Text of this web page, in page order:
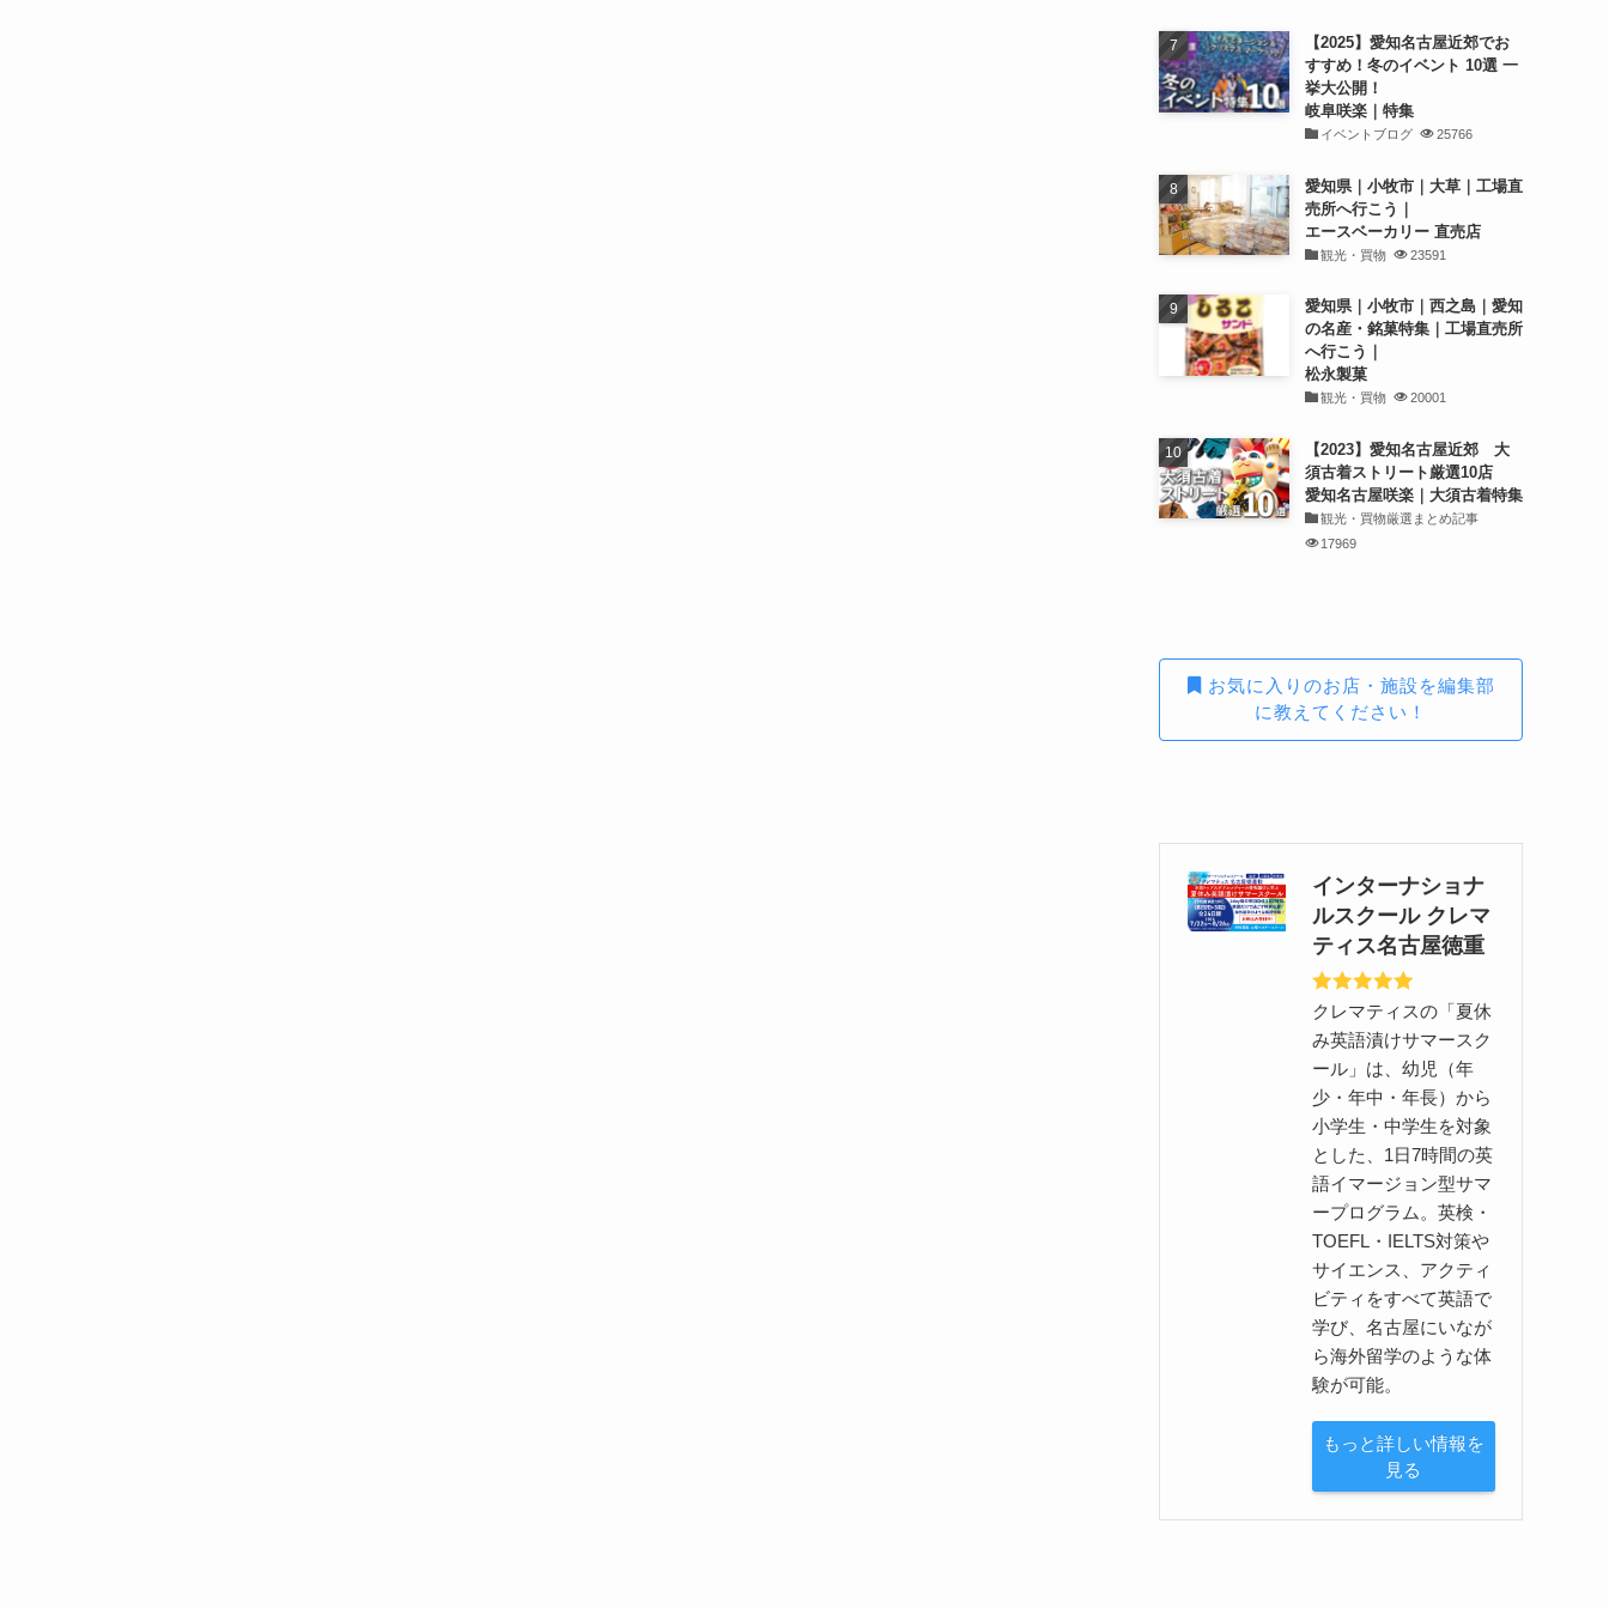
【2025】愛知名古屋近郊でお
すすめ！冬のイベント 10選 一
挙大公開！
岐阜咲楽｜特集
イベントブログ 25766
愛知県｜小牧市｜大草｜工場直
売所へ行こう｜
エースベーカリー 直売店
観光・買物 23591
愛知県｜小牧市｜西之島｜愛知
の名産・銘菓特集｜工場直売所
へ行こう｜
松永製菓
観光・買物 20001
【2023】愛知名古屋近郊 大
須古着ストリート厳選10店
愛知名古屋咲楽｜大須古着特集
観光・買物厳選まとめ記事
17969
お気に入りのお店・施設を編集部
に教えてください！
インターナショナ
ルスクール クレマ
ティス名古屋徳重
クレマティスの「夏休
み英語漬けサマースク
ール」は、幼児（年
少・年中・年長）から
小学生・中学生を対象
とした、1日7時間の英
語イマージョン型サマ
ープログラム。英検・
TOEFL・IELTS対策や
サイエンス、アクティ
ビティをすべて英語で
学び、名古屋にいなが
ら海外留学のような体
験が可能。
もっと詳しい情報を
見る